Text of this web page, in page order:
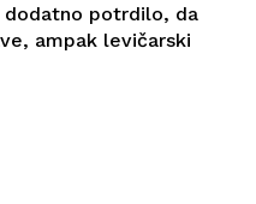
dodatno potrdilo, da
ampak levičarski